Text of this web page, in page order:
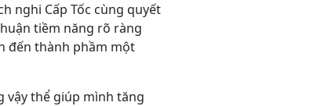
nghi Cấp Tốc cùng quyết
tiềm năng rõ ràng
đến thành phầm một
vậy thể giúp mình tăng